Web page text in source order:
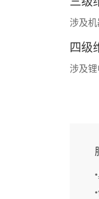
涉及
四级
涉及